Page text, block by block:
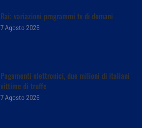
Rai: variazioni programmi tv di domani
7 Agosto 2026
Pagamenti elettronici, due milioni di italiani
vittime di truffe
7 Agosto 2026